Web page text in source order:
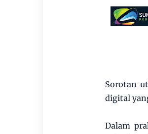
Sorotan
digital
Dalam